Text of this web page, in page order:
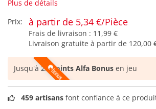
Plus de détails
Prix:
à partir de 5,34 €/Pièce
Frais de livraison : 11,99 €
Livraison gratuite à partir de 120,00
Jusqu'à22 points Alfa Bonus en jeu
459 artisans font confiance à ce